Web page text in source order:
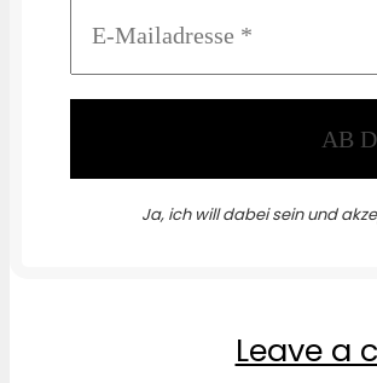
Ja, ich will dabei sein und
Leave a